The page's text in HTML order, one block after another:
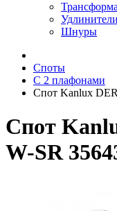
Шнуры
Споты
С 2 плафонами
Спот Kanlux
Спот
W-SR